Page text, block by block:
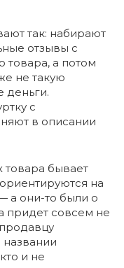
так: набирают
отзывы с
а потом
не такую
деньги.
с
в описании
товара бывает
на
а они-то были о
придет совсем не
названии
и не